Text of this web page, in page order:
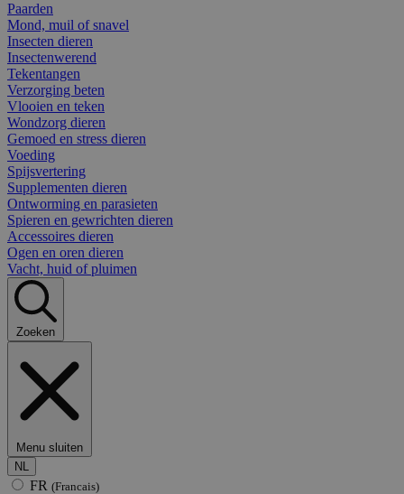
Paarden
Mond, muil of snavel
Insecten dieren
Insectenwerend
Tekentangen
Verzorging beten
Vlooien en teken
Wondzorg dieren
Gemoed en stress dieren
Voeding
Spijsvertering
Supplementen dieren
Ontworming en parasieten
Spieren en gewrichten dieren
Accessoires dieren
Ogen en oren dieren
Vacht, huid of pluimen
Zoeken
Menu sluiten
NL
FR (Francais)